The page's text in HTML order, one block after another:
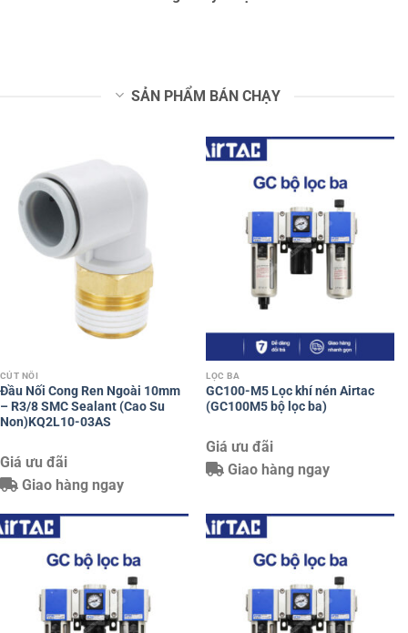
SẢN PHẨM BÁN CHẠY
CÚT NỐI
Đầu Nối Cong Ren Ngoài 10mm
– R3/8 SMC Sealant (Cao Su
Non)KQ2L10-03AS
Giá ưu đãi
Giao hàng ngay
LỌC BA
GC100-M5 Lọc khí nén Airtac
(GC100M5 bộ lọc ba)
Giá ưu đãi
Giao hàng ngay